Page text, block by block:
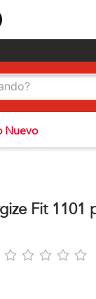
Nuevo
Fit 1101
☆ ☆ ☆ ☆ ☆